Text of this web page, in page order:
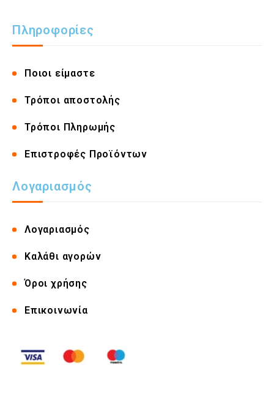
Πληροφορίες
Ποιοι είμαστε
Τρόποι αποστολής
Τρόποι Πληρωμής
Επιστροφές Προϊόντων
Λογαριασμός
Λογαριασμός
Καλάθι αγορών
Όροι χρήσης
Επικοινωνία